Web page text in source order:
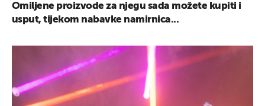
Omiljene proizvode za njegu sada možete kupiti i
usput, tijekom nabavke namirnica...